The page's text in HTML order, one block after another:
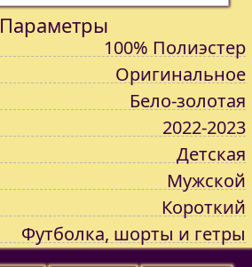
Параметры
100% Полиэстер
Оригинальное
Бело-золотая
2022-2023
Детская
Мужской
Короткий
Футболка, шорты и гетры